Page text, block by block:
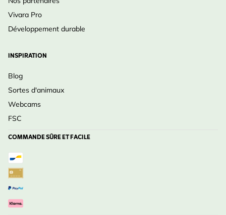
Vivara Pro
Développement durable
INSPIRATION
Blog
Sortes d'animaux
Webcams
FSC
COMMANDE SÛRE ET FACILE